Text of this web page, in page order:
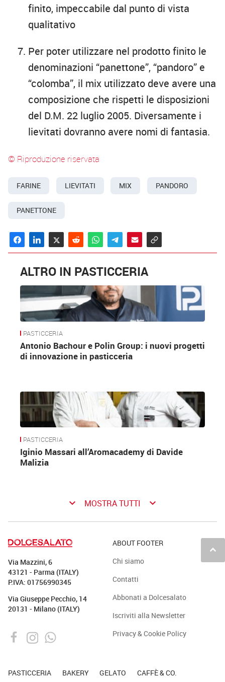
finito, impeccabile dal punto di vista
qualitativo
Per poter utilizzare nel prodotto finito le
denominazioni “panettone”, “pandoro” e
“colomba”, il mix utilizzato deve avere una
composizione che rispetti le disposizioni
del D.M. 22 luglio 2005. Diversamente i
lievitati dovranno avere nomi di fantasia.
© Riproduzione riservata
FARINE LIEVITATI MIX PANDORO
PANETTONE
ALTRO IN PASTICCERIA
PASTICCERIA
Antonio Bachour e Polin Group: i nuovi progetti
di innovazione in pasticceria
PASTICCERIA
Iginio Massari all’Aromacademy di Davide
Malizia
keyboard_arrow_down MOSTRA TUTTI keyboard_arrow_down
keyboard_arrow_up
Via Mazzini, 6
43121 - Parma (ITALY)
P.IVA: 01756990345
Via Giuseppe Pecchio, 14
20131 - Milano (ITALY)
ABOUT FOOTER
Chi siamo
Contatti
Abbonati a Dolcesalato
Iscriviti alla Newsletter
Privacy & Cookie Policy
PASTICCERIA BAKERY GELATO CAFFÈ & CO.